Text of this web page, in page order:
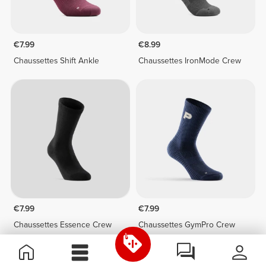
€7.99
Chaussettes Shift Ankle
€8.99
Chaussettes IronMode Crew
€7.99
Chaussettes Essence Crew
€7.99
Chaussettes GymPro Crew